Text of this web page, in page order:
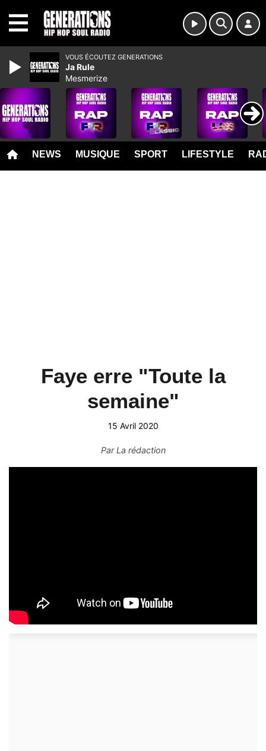
NEWS MUSIQUE SPORT LIFESTYLE
Faye erre "Toute la
semaine"
15 Avril 2020
ParLa rédaction
VOUS ÉCOUTEZ GENERATIONS
Ja Rule
Mesmerize